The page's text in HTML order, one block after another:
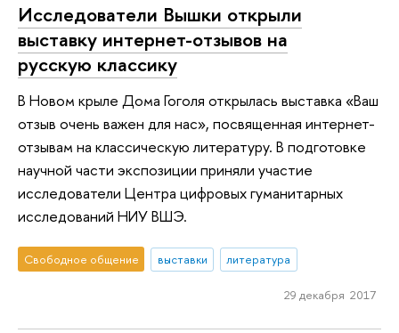
Исследователи Вышки открыли
выставку интернет-отзывов на
русскую классику
В Новом крыле Дома Гоголя открылась выставка «Ваш
отзыв очень важен для нас», посвященная интернет-
отзывам на классическую литературу. В подготовке
научной части экспозиции приняли участие
исследователи Центра цифровых гуманитарных
исследований НИУ ВШЭ.
Свободное общение выставки литература
29 декабря 2017